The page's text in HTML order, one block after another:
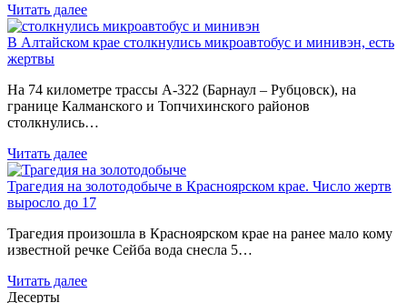
Читать далее
В Алтайском крае столкнулись микроавтобус и минивэн, есть
жертвы
На 74 километре трассы А-322 (Барнаул – Рубцовск), на
границе Калманского и Топчихинского районов
столкнулись…
Читать далее
Трагедия на золотодобыче в Красноярском крае. Число жертв
выросло до 17
Трагедия произошла в Красноярском крае на ранее мало кому
известной речке Сейба вода снесла 5…
Читать далее
Десерты